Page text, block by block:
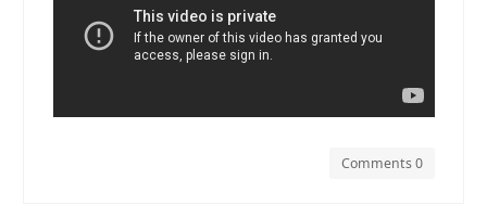
Comments 0